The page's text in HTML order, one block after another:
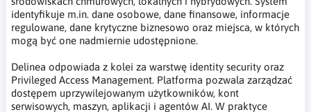
identyfikuje m.in. dane osobowe, dane finansowe, informacje
regulowane, dane krytyczne biznesowo oraz miejsca, w których
mogą być one nadmiernie udostępnione.
Delinea odpowiada z kolei za warstwę identity security oraz
Privileged Access Management. Platforma pozwala zarządzać
dostępem uprzywilejowanym użytkowników, kont
serwisowych, maszyn, aplikacji i agentów AI. W praktyce